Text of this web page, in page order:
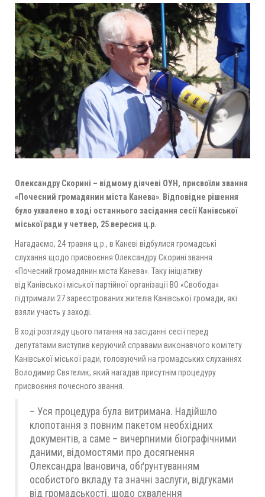
Олександру Скорині – відмому діячеві ОУН, присвоїли звання
«Почесний громадянин міста Канева» Відповідне рішення
було ухвалено в ході останнього засідання сесії Канівської
міської ради у четвер, 25 вересня ц.р.
Нагадаємо, 24 травня ц.р., в Каневі відбулися громадські
слухання щодо присвоєння Олександру Скорині звання
«Почесний громадянин міста Канева». Таку ініціативу
від Канівської міської партійної організації ВО «Свобода»
підтримали 27 зареєстрованих жителів Канівської громади, які
взяли участь у заході.
В ході розгляду цього питання на засіданні сесії перед
депутатами виступив керуючий справами виконавчого комітету
Канівської міської ради, головуючий на громадських слуханнях
Володимир Святелик, який нагадав присутнім процедуру
присвоєння почесного звання.
– Уся процедура була витримана. Надійшло
клопотання з повним пакетом необхідних
документів, а саме – вичерпними біографічними
даними, відомостями про досягнення
Олександра Івановича, обґрунтуванням
особистого вкладу та значні заслуги, відгуками
від громадськості, щодо схвалення